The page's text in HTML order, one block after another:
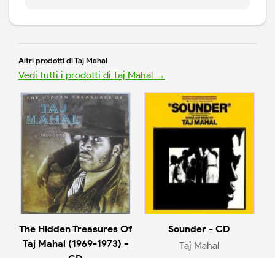
Altri prodotti di Taj Mahal
Vedi tutti i prodotti di Taj Mahal →
The Hidden Treasures Of
Taj Mahal (1969-1973) -
Sounder - CD
Taj Mahal